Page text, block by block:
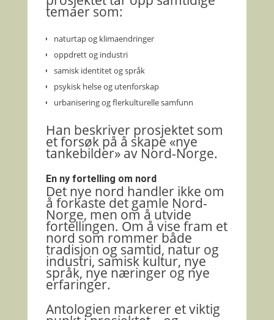
temaer som:
naturtap og klimaendringer
oppdrett og industri
samisk identitet og språk
psykisk helse og utenforskap
urbanisering og flerkulturelle samfunn
Han beskriver prosjektet som
et forsøk på å skape «nye
tankebilder» av Nord-Norge.
En ny fortelling om nord
Det nye nord handler ikke om
å forkaste det gamle Nord-
Norge, men om å utvide
fortellingen. Om å vise fram et
nord som rommer både
tradisjon og samtid, natur og
industri, samisk kultur, nye
språk, nye næringer og nye
erfaringer.
Antologien markerer et viktig